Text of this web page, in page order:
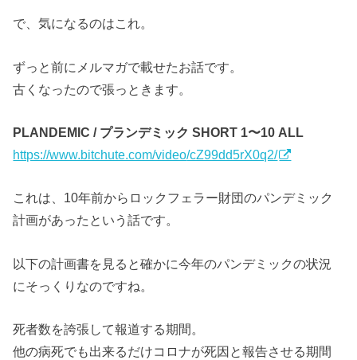
で、気になるのはこれ。
ずっと前にメルマガで載せたお話です。
古くなったので張っときます。
PLANDEMIC / プランデミック SHORT 1〜10 ALL
https://www.bitchute.com/video/cZ99dd5rX0q2/
これは、10年前から ロック フェラー財団のパンデミック
計画があったという話です。
以下の計画書を見ると確かに今年のパンデミックの状況
にそっくりなのですね。
死者数を誇張して報道する期間。
他の病死でも出来るだけコロナが死因と報告させる期間